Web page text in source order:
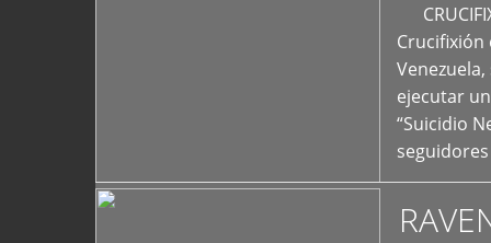
Crucifixión
ejecutar
“Suicidio